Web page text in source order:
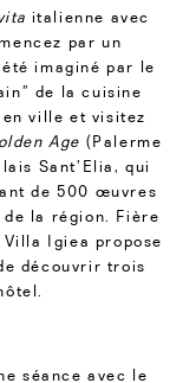
italienne avec
par un
imaginé par le
de la cuisine
ville et visitez
Age (Palerme
Sant’Elia, qui
de 500 œuvres
la région. Fière
Igiea propose
découvrir trois
séance avec le